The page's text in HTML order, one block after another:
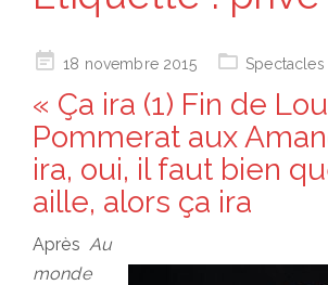
Posted18 novembre 2015 Spectacles
« Ça ira (1) Fin de
Pommerat aux
ira, oui, il faut bien
aille, alors ça ira
Après Au
monde